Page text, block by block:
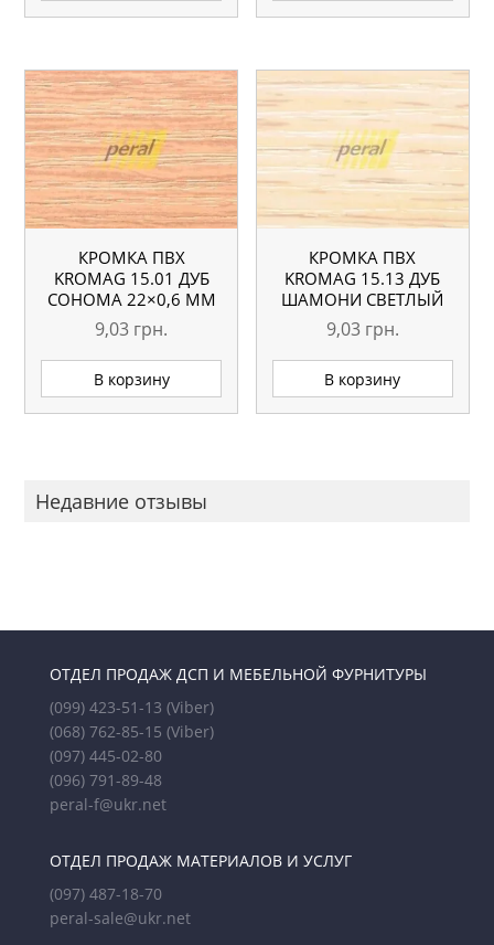
КРОМКА ПВХ
KROMAG 15.01 ДУБ
СОНОМА 22×0,6 ММ
9,03 грн.
В корзину
КРОМКА ПВХ
KROMAG 15.13 ДУБ
ШАМОНИ СВЕТЛЫЙ
22×0,6 ММ
9,03 грн.
В корзину
Недавние отзывы
ОТДЕЛ ПРОДАЖ ДСП И МЕБЕЛЬНОЙ ФУРНИТУРЫ
(099) 423-51-13 (Viber)
(068) 762-85-15 (Viber)
(097) 445-02-80
(096) 791-89-48
peral-f@ukr.net
ОТДЕЛ ПРОДАЖ МАТЕРИАЛОВ И УСЛУГ
(097) 487-18-70
peral-sale@ukr.net